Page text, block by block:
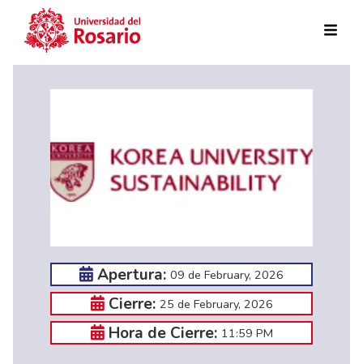
Apertura: 09 de February, 2026
Cierre: 25 de February, 2026
Hora de Cierre: 11:59 PM